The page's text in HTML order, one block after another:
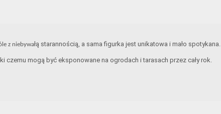
z niebywałą starannością, a sama figurka jest unikatowa i mało spotykana.
mogą być eksponowane na ogrodach i tarasach przez cały rok.